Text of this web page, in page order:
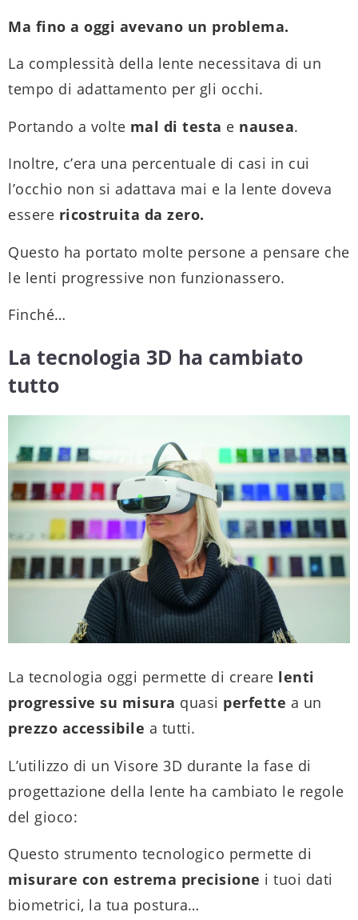
Ma fino a oggi avevano un problema.
La complessità della lente necessitava di un
tempo di adattamento per gli occhi.
Portando a volte mal di testa e nausea.
Inoltre, c’era una percentuale di casi in cui
l’occhio non si adattava mai e la lente doveva
essere ricostruita da zero.
Questo ha portato molte persone a pensare che
le lenti progressive non funzionassero.
Finché…
La tecnologia 3D ha cambiato
tutto
La tecnologia oggi permette di creare lenti
progressive su misura quasi perfette a un
prezzo accessibile a tutti.
L’utilizzo di un Visore 3D durante la fase di
progettazione della lente ha cambiato le regole
del gioco:
Questo strumento tecnologico permette di
misurare con estrema precisione i tuoi dati
biometrici, la tua postura…